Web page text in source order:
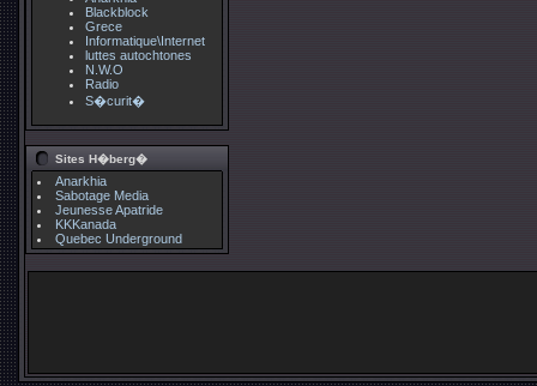
Blackblock
Grece
Informatique\Internet
luttes autochtones
N.W.O
Radio
S�curit�
Sites H�berg�
Anarkhia
Sabotage Media
Jeunesse Apatride
KKKanada
Quebec Underground